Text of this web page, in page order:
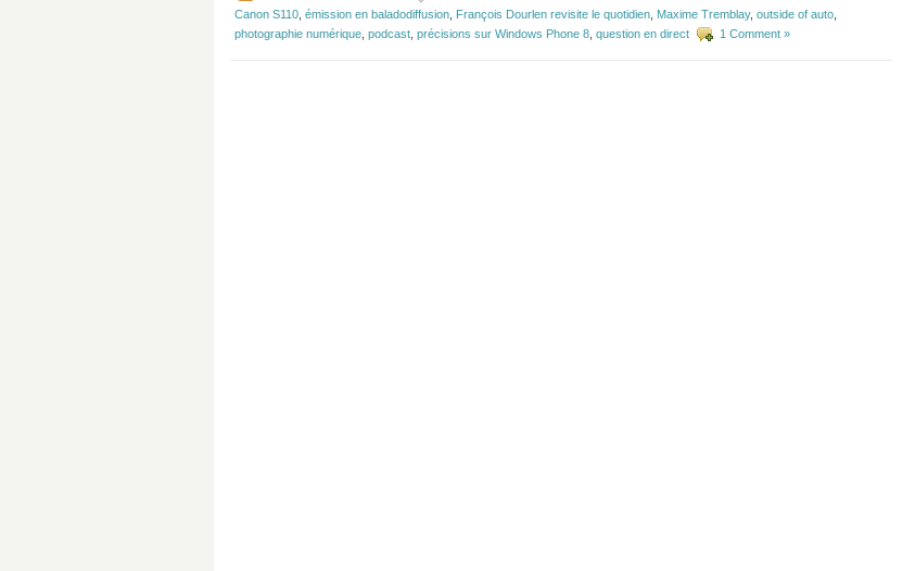
Canon S110 émission en baladodiffusion François Dourlen revisite le quotidien Maxime Tremblay, outside of auto
photographie numérique podcast précisions sur Windows Phone 8 question en direct 1 Comment »